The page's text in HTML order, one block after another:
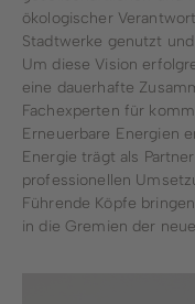
ökologischer
Stadtwerke genutzt
Um diese Vision
eine dauerhafte
Fachexperten für
Erneuerbare Energien
Energie trägt als
professionellen
Führende Köpfe
in die Gremien der